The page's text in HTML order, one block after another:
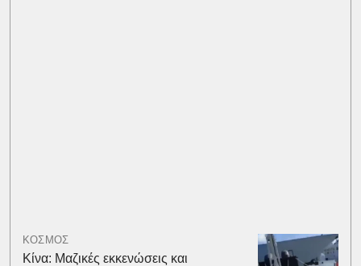
ΚΟΣΜΟΣ
Κίνα: Μαζικές εκκενώσεις και